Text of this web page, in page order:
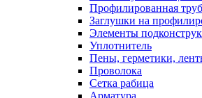
Профилированная
Заглушки на
Элементы
Уплотнитель
Пены, герметики,
Проволока
Сетка рабица
Арматура